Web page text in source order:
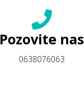
Pozovite nas
0638076063